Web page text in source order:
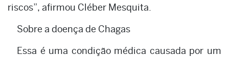
riscos”, afirmou Cléber Mesquita.
Sobre a doença de Chagas
Essa é uma condição médica causada por um